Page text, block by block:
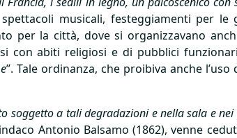
spettacoli musicali, festeggiamenti per
per la città, dove si organizzavano
con abiti religiosi e di pubblici
”. Tale ordinanza, che proibiva anche
soggetto a tali degradazioni e nella sala e
Antonio Balsamo (1862), venne